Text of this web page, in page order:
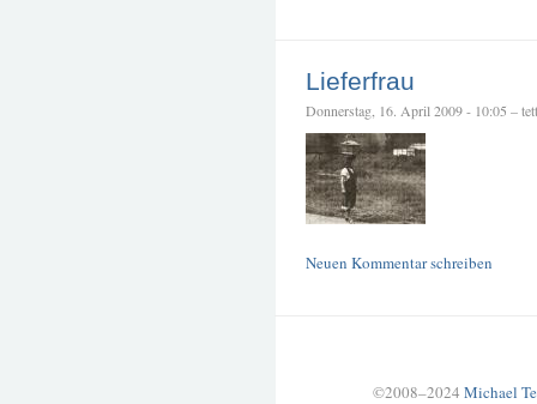
Lieferfrau
Donnerstag, 16. April 2009 - 10:05 –
Neuen Kommentar schreiben
©2008–2024 Michael